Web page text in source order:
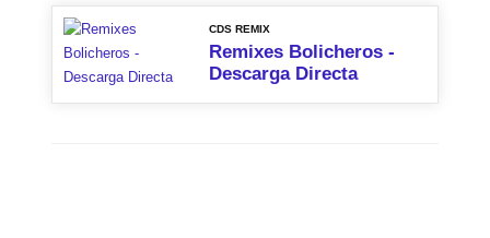
CDS REMIX
Remixes Bolicheros -
Descarga Directa